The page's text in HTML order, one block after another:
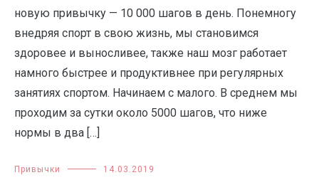
новую привычку — 10 000 шагов в день. Понемногу
внедряя спорт в свою жизнь, мы становимся
здоровее и выносливее, также наш мозг работает
намного быстрее и продуктивнее при регулярных
занятиях спортом. Начинаем с малого. В среднем мы
проходим за сутки около 5000 шагов, что ниже
нормы в два […]
Привычки 14.03.2019